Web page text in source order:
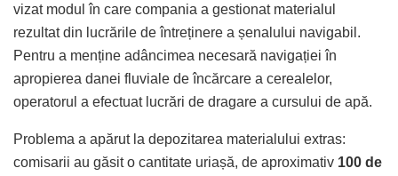
vizat modul în care compania a gestionat materialul
rezultat din lucrările de întreținere a șenalului navigabil.
Pentru a menține adâncimea necesară navigației în
apropierea danei fluviale de încărcare a cerealelor,
operatorul a efectuat lucrări de dragare a cursului de apă.
Problema a apărut la depozitarea materialului extras:
comisarii au găsit o cantitate uriașă, de aproximativ 100 de